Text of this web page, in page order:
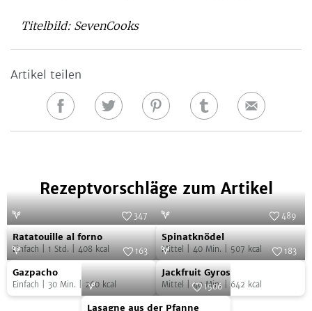
Titelbild: SevenCooks
Artikel teilen
Auf
Auf
Auf
Auf
E-
Rezeptvorschläge zum Artikel
Ratatouille
al
forno
SevenCooks
347
Ratatouille al forno
Einfach 1 Std. 408 kcal
Spinatknödel
489
Spinatknödel
Mittel 40 Min. 507 kcal
Gazpacho SevenCooks
163
Gazpacho
Einfach 30 Min. 260 kcal
Jackfruit
Gyros
183
Jackfruit Gyros
Mittel |40 Min.| 642 kcal
Lasagne
Foto:
1506
Lasagne aus der Pfanne